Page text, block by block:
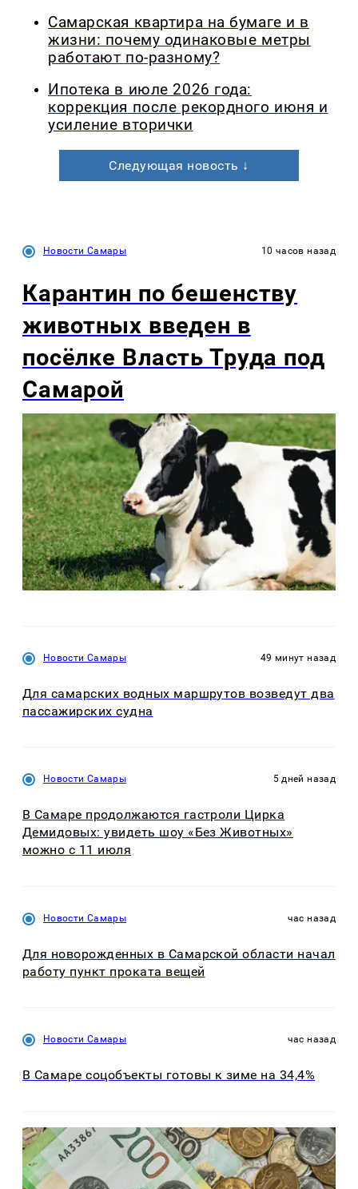
Самарская квартира на бумаге и в
жизни: почему одинаковые метры
работают по-разному?
Ипотека в июле 2026 года:
коррекция после рекордного июня и
усиление вторички
Следующая новость ↓
Новости Самары 10 часов назад
Карантин по бешенству
животных введен в
посёлке Власть Труда под
Самарой
Новости Самары 49 минут назад
Для самарских водных маршрутов возведут два
пассажирских судна
Новости Самары 5 дней назад
В Самаре продолжаются гастроли Цирка
Демидовых: увидеть шоу «Без Животных»
можно с 11 июля
Новости Самары час назад
Для новорожденных в Самарской области начал
работу пункт проката вещей
Новости Самары час назад
В Самаре соцобъекты готовы к зиме на 34,4%